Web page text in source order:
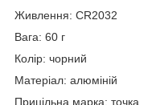
Живлення: CR2032
Вага: 60 г
Колір: чорний
Матеріал: алюміній
Прицільна марка: точка